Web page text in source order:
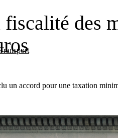
des
un accord pour une taxation